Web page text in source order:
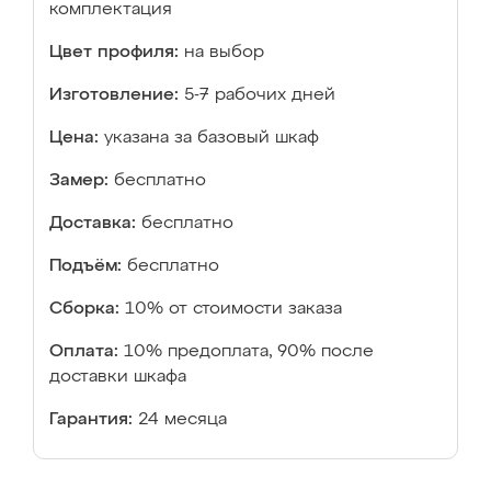
комплектация
Цвет профиля: на выбор
Изготовление: 5-7 рабочих дней
Цена: указана за базовый шкаф
Замер: бесплатно
Доставка: бесплатно
Подъём: бесплатно
Сборка: 10% от стоимости заказа
Оплата: 10% предоплата, 90% после
доставки шкафа
Гарантия: 24 месяца